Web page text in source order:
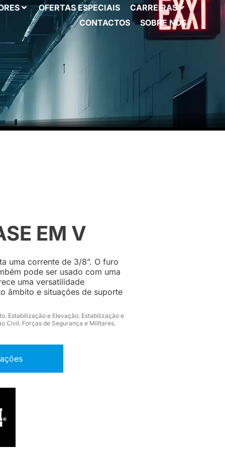
OFERTAS ESPECIAIS
CARREIRAS
CONTACTOS
SOBRE NÓS
EM V
uma corrente de 3/8”. O furo
pode ser usado com uma
uma versatilidade
âmbito e situações de suporte
, Estabilização e Elevação, Estabilização e
Civil, Forças de Segurança e Militares,